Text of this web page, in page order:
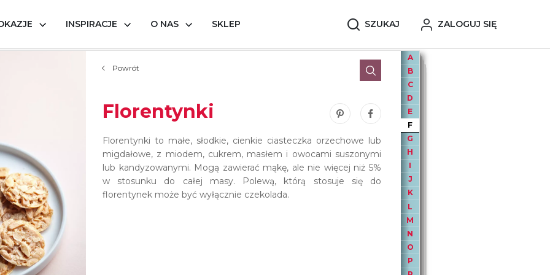
INSPIRACJE O NAS SKLEP SZUKAJ ZALOGUJ SIĘ
Powrót
A
B
C
D
E
F
G
H
I
J
K
L
M
N
O
P
Florentynki Zobacz nasze piny w serwisie Pinterest
Udostępnij ten wpis na serwisie Facebook
Florentynki to małe, słodkie, cienkie ciasteczka orzechowe lub
migdałowe, z miodem, cukrem, masłem i owocami suszonymi
lub kandyzowanymi. Mogą zawierać mąkę, ale nie więcej niż 5%
w stosunku do całej masy. Polewą, którą stosuje się do
florentynek może być wyłącznie czekolada.